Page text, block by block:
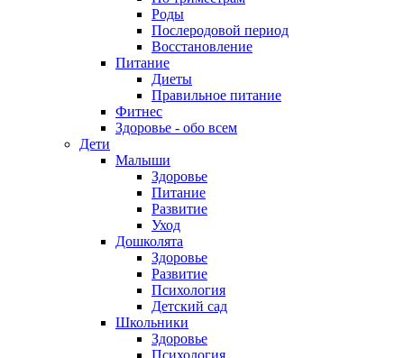
Роды
Послеродовой период
Восстановление
Питание
Диеты
Правильное питание
Фитнес
Здоровье - обо всем
Дети
Малыши
Здоровье
Питание
Развитие
Уход
Дошколята
Здоровье
Развитие
Психология
Детский сад
Школьники
Здоровье
Психология